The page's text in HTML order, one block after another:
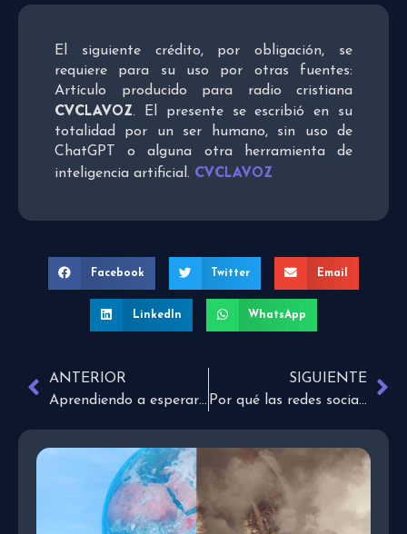
El siguiente crédito, por obligación, se
requiere para su uso por otras fuentes:
Artículo producido para radio cristiana
CVCLAVOZ. El presente se escribió en su
totalidad por un ser humano, sin uso de
ChatGPT o alguna otra herramienta de
inteligencia artificial. CVCLAVOZ
Facebook Twitter Email
LinkedIn WhatsApp
ANTERIOR
Aprendiendo a esperar en Dios
SIGUIENTE
Por qué las redes sociales arruinan tu vida espiritual